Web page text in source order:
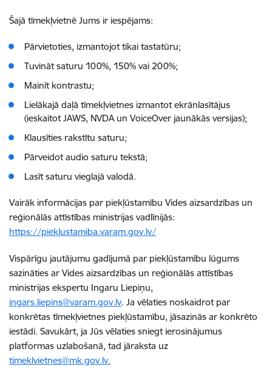
Šajā tīmekļvietnē Jums ir iespējams:
Pārvietoties, izmantojot tikai tastatūru;
Tuvināt saturu 100%, 150% vai 200%;
Mainīt kontrastu;
Lielākajā daļā tīmekļvietnes izmantot ekrānlasītājus
(ieskaitot JAWS, NVDA un VoiceOver jaunākās versijas);
Klausīties rakstītu saturu;
Pārveidot audio saturu tekstā;
Lasīt saturu vieglajā valodā.
Vairāk informācijas par piekļūstamību Vides aizsardzības un
reģionālās attīstības ministrijas vadlīnijās:
https://pieklustamiba.varam.gov.lv/
Vispārīgu jautājumu gadījumā par piekļūstamību lūgums
sazināties ar Vides aizsardzības un reģionālās attīstības
ministrijas ekspertu Ingaru Liepiņu,
ingars.liepins@varam.gov.lv. Ja vēlaties noskaidrot par
konkrētas tīmekļvietnes piekļūstamību, jāsazinās ar konkrēto
iestādi. Savukārt, ja Jūs vēlaties sniegt ierosinājumus
platformas uzlabošanā, tad jāraksta uz
timeklvietnes@mk.gov.lv.